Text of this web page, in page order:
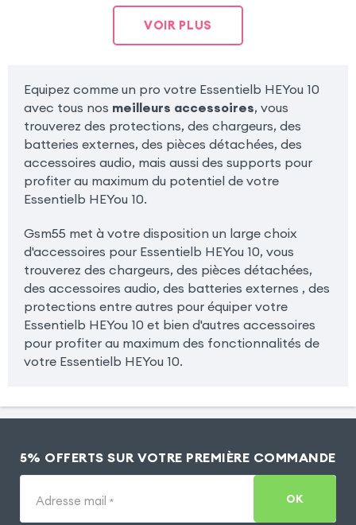
VOIR PLUS
Equipez comme un pro votre Essentielb HEYou 10
avec tous nos meilleurs accessoires, vous
trouverez des protections, des chargeurs, des
batteries externes, des pièces détachées, des
accessoires audio, mais aussi des supports pour
profiter au maximum du potentiel de votre
Essentielb HEYou 10.
Gsm55 met à votre disposition un large choix
d'accessoires pour Essentielb HEYou 10, vous
trouverez des chargeurs, des pièces détachées,
des accessoires audio, des batteries externes , des
protections entre autres pour équiper votre
Essentielb HEYou 10 et bien d'autres accessoires
pour profiter au maximum des fonctionnalités de
votre Essentielb HEYou 10.
5% OFFERTS SUR VOTRE PREMIÈRE COMMANDE
Adresse mail * OK